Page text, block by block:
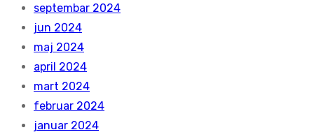
septembar 2024
jun 2024
maj 2024
april 2024
mart 2024
februar 2024
januar 2024